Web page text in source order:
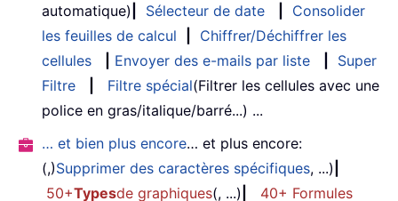
automatique)
Sélecteur de date
Consolider
les feuilles de calcul
Chiffrer/Déchiffrer les
cellules
Envoyer des e-mails par liste
Super
Filtre
Filtre spécial(Filtrer les cellules avec une
police en gras/italique/barré...) ...
… et bien plus encore… et plus encore:
(,)Supprimer des caractères spécifiques, ...)
50+Typesde graphiques(, ...)
40+ Formules